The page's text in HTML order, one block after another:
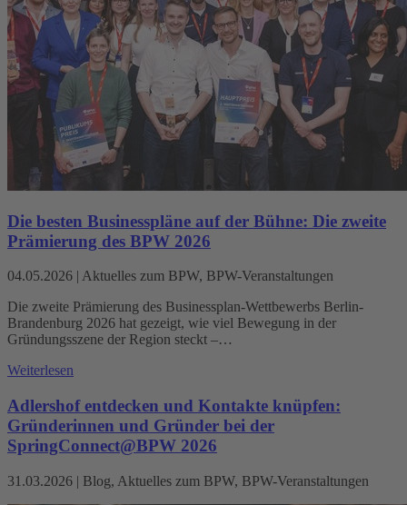
Die besten Businesspläne auf der Bühne: Die zweite
Prämierung des BPW 2026
04.05.2026 Aktuelles zum BPW, BPW-Veranstaltungen
Die zweite Prämierung des Businessplan-Wettbewerbs Berlin-
Brandenburg 2026 hat gezeigt, wie viel Bewegung in der
Gründungsszene der Region steckt –…
Weiterlesen
Adlershof entdecken und Kontakte knüpfen:
Gründerinnen und Gründer bei der
SpringConnect@BPW 2026
31.03.2026 | Blog, Aktuelles zum BPW, BPW-Veranstaltungen